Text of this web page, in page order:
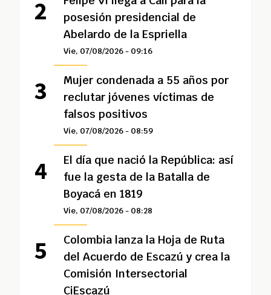
posesión presidencial de
Abelardo de la Espriella
Vie, 07/08/2026 - 09:16
Mujer condenada a 55 años por
reclutar jóvenes víctimas de
falsos positivos
Vie, 07/08/2026 - 08:59
El día que nació la República: así
fue la gesta de la Batalla de
Boyacá en 1819
Vie, 07/08/2026 - 08:28
Colombia lanza la Hoja de Ruta
del Acuerdo de Escazú y crea la
Comisión Intersectorial
CiEscazú